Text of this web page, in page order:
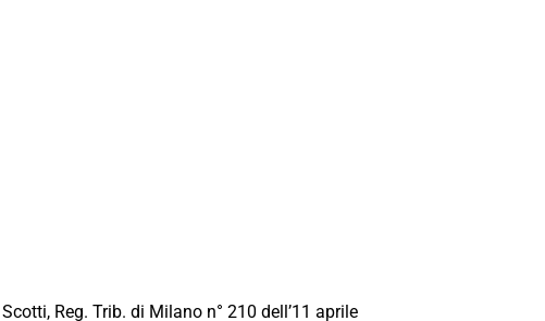
Reg. Trib. di Milano n° 210 dell’11 aprile